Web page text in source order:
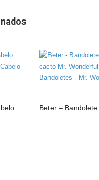
Beter – Banda para cabelo Natural Fiber